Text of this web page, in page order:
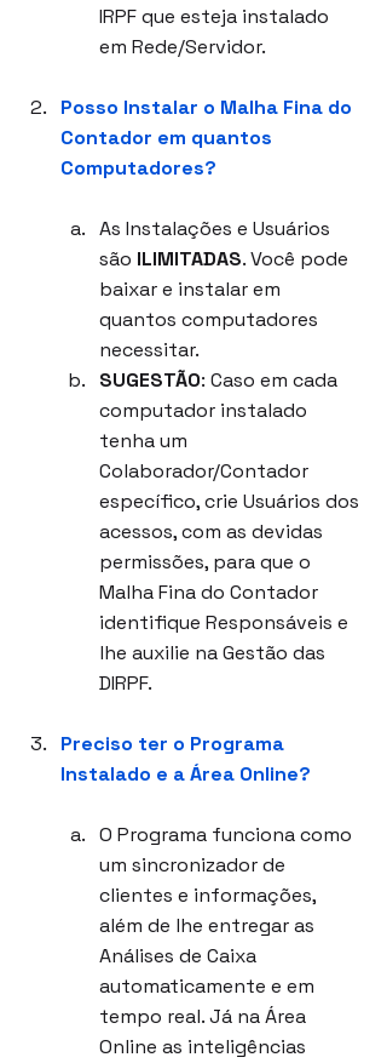
IRPF que esteja instalado
em Rede/Servidor.
Posso Instalar o Malha Fina do
Contador em quantos
Computadores?
As Instalações e Usuários
são ILIMITADAS. Você pode
baixar e instalar em
quantos computadores
necessitar.
SUGESTÃO: Caso em cada
computador instalado
tenha um
Colaborador/Contador
específico, crie Usuários dos
acessos, com as devidas
permissões, para que o
Malha Fina do Contador
identifique Responsáveis e
lhe auxilie na Gestão das
DIRPF.
Preciso ter o Programa
Instalado e a Área Online?
O Programa funciona como
um sincronizador de
clientes e informações,
além de lhe entregar as
Análises de Caixa
automaticamente e em
tempo real. Já na Área
Online as inteligências